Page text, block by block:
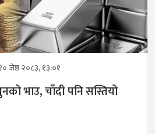
जेष्ठ २०८३, १३:०१
भाउ, चाँदी पनि सस्तियो